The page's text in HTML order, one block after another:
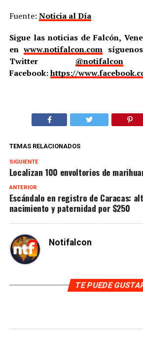
Fuente: Noticia al Día
Sigue las noticias de Falcón,
enwww.notifalcon.com
Twitter @notifalcon
Facebook:https://
TEMAS RELACIONADOS
SIGUIENTE
Localizan 100 envoltorios de
ANTERIOR
Escándalo en registro de Caracas:
nacimiento y paternidad por $250
Notifalcon
TE PUEDE